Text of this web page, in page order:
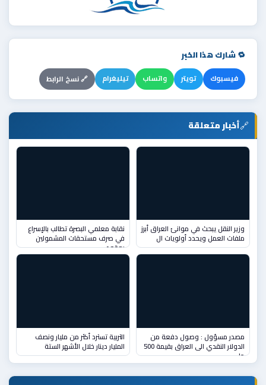
🔁 شارك هذا الخبر
فيسبوك تويتر واتساب تيليغرام 🔗 نسخ الرابط
🔗أخبار متعلقة
وزير النقل يبحث في موانئ العراق أبرز
ملفات العمل ويحدد أولويات ال
نقابة معلمي البصرة تطالب بالإسراع
في صرف مستحقات المشمولين
بعقود
مصدر مسؤول : وصول دفعة من
الدولار النقدي الى العراق بقيمة 500
ملي
التربية تسترد أكثر من مليار ونصف
المليار دينار خلال الأشهر الستة